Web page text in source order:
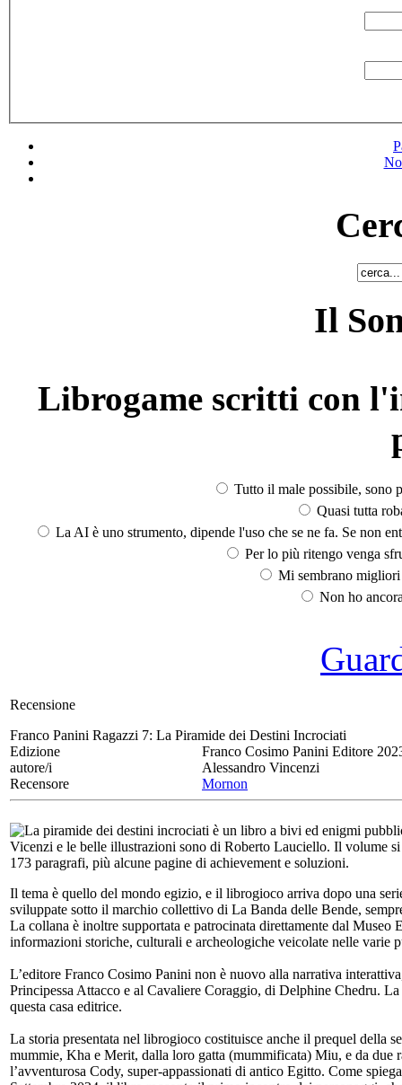
Il
Librogame scritti con
Tutto il male possibile, sono
Quasi tutta
La AI è uno strumento, dipende l'uso che se ne fa. Se non
Per lo più ritengo venga
Mi sembrano
Non ho
Recensione
Franco Panini Ragazzi 7: La Piramide dei Destini Incrociati
Edizione
Franco Cosimo Panini Editore
autore/i
Alessandro Vincenzi
Recensore
Mornon
La piramide dei destini incrociati è un libro a bivi ed enigmi
Vicenzi e le belle illustrazioni sono di Roberto Lauciello. Il volume
173 paragrafi, più alcune pagine di achievement e soluzioni.
Il tema è quello del mondo egizio, e il librogioco arriva dopo una
sviluppate sotto il marchio collettivo di La Banda delle Bende,
La collana è inoltre supportata e patrocinata direttamente dal
informazioni storiche, culturali e archeologiche veicolate nelle varie
L’editore Franco Cosimo Panini non è nuovo alla narrativa
Principessa Attacco e al Cavaliere Coraggio, di Delphine Chedru.
questa casa editrice.
La storia presentata nel librogioco costituisce anche il prequel della
mummie, Kha e Merit, dalla loro gatta (mummificata) Miu, e da due
l’avventurosa Cody, super-appassionati di antico Egitto. Come